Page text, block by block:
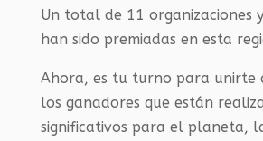
Un total de 11 organizaciones
han sido premiadas en esta
Ahora, es tu turno para unirte
los ganadores que están
significativos para el planeta,